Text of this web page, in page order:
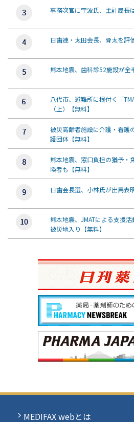
事務次官に宇波氏、主計局
日歯連・太田会長、骨太を
熊本地震、歯科診52施設が
八代市、避難所に根付く「
（上）【無料】
被災高齢者施設に介護・看
護団体【無料】
熊本地震、窓口負担の猶予
険者も【無料】
日歯会長選、小林氏が出馬
熊本地震、JMATによる支
被災地入り【無料】
MEDIFAX webとは